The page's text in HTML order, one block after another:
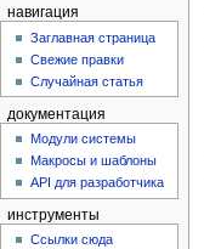
навигация
Заглавная страница
Свежие правки
Случайная статья
документация
Модули системы
Макросы и шаблоны
API для разработчика
инструменты
Ссылки сюда